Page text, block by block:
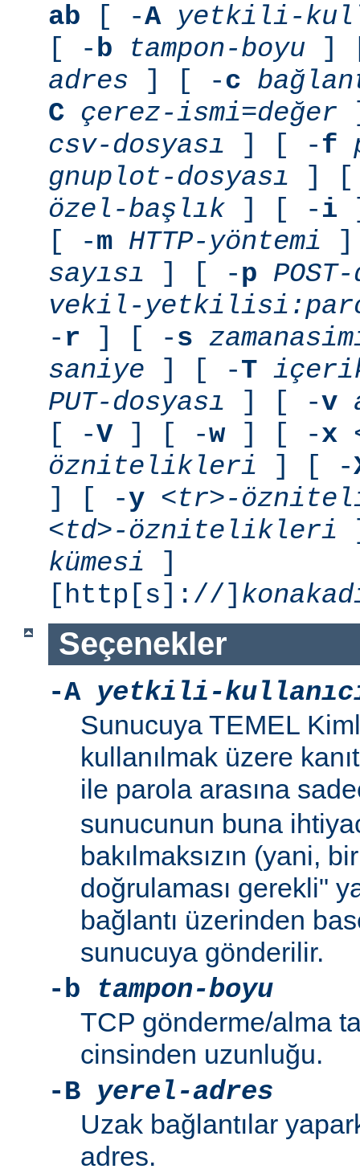
ab [ -A
yetkili-
[ -b tampon-boyu ]
adres ] [ -c
C çerez-ismi=değer
csv-dosyası ] [ -f
gnuplot-dosyası ] [
özel-başlık ] [ -i
[ -m HTTP-yöntemi ]
sayısı ] [ -p
vekil-
- r ] [ -s
saniye ] [ -T
PUT-dosyası ] [ -v
[ -V] [ -w] [ -x
öznitelikleri ] [ -
] [ -y <tr>-
<td>-öznitelikleri
kümesi ]
[http[s]://]
Seçenekler
-A yetkili-
Sunucuya TEMEL
kullanılmak üzere
ile parola arasına
sunucunun buna
bakılmaksızın (yani,
doğrulaması gerekli"
bağlantı üzerinden
sunucuya gönderilir.
-b
tampon-boyu
TCP gönderme/alma
cinsinden uzunluğu.
-B yerel-adres
Uzak bağlantılar
adres.